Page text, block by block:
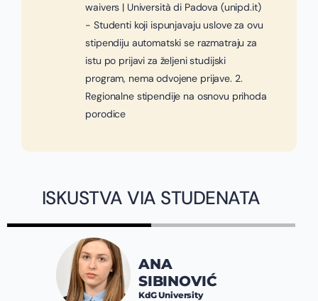
waivers | Università di Padova (unipd.it)
- Studenti koji ispunjavaju uslove za ovu
stipendiju automatski se razmatraju za
istu po prijavi za željeni studijski
program, nema odvojene prijave. 2.
Regionalne stipendije na osnovu prihoda
porodice
ISKUSTVA VIA STUDENATA
ANA
SIBINOVIĆ
KdG University